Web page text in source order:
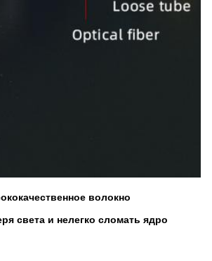
волокно
света и нелегко сломать ядро